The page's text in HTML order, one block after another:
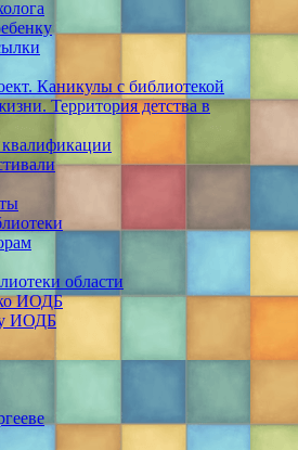
Каникулы с библиотекой
Территория детства в
области
ИОДБ
ИОДБ